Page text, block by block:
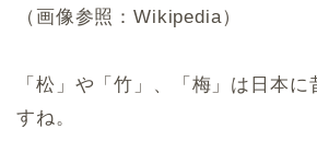
（画像参照：Wikipedia）
「松」や「竹」、「梅」は日本
すね。